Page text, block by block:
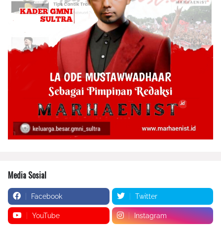
Media Sosial
Facebook Twitter
YouTube Instagram